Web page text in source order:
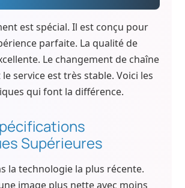
est spécial. Il est conçu pour
parfaite. La qualité de
Le changement de chaîne
service est très stable. Voici les
qui font la différence.
Supérieures
la technologie la plus récente.
image plus nette avec moins